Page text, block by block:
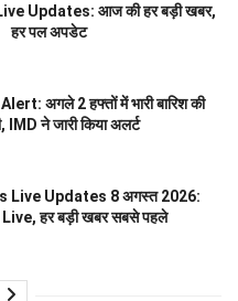
Updates: आज की हर बड़ी खबर,
हर पल अपडेट
अगले 2 हफ्तों में भारी बारिश की
IMD ने जारी किया अलर्ट
Live Updates 8 अगस्त 2026:
हर बड़ी खबर सबसे पहले